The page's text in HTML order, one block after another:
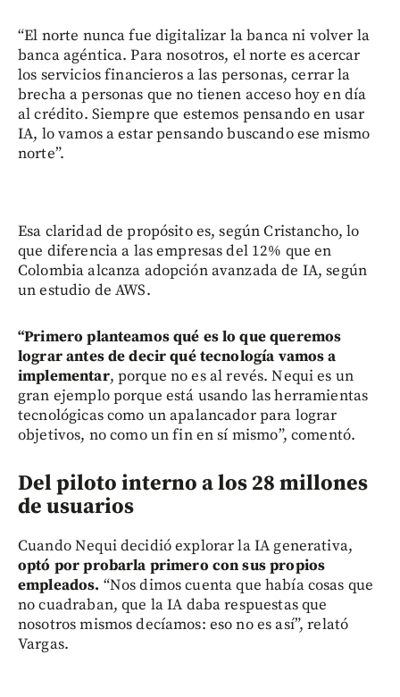
“El norte nunca fue digitalizar la banca ni volver la
banca agéntica. Para nosotros, el norte es acercar
los servicios financieros a las personas, cerrar la
brecha a personas que no tienen acceso hoy en día
al crédito. Siempre que estemos pensando en usar
IA, lo vamos a estar pensando buscando ese mismo
norte”.
Esa claridad de propósito es, según Cristancho, lo
que diferencia a las empresas del 12% que en
Colombia alcanza adopción avanzada de IA, según
un estudio de AWS.
“Primero planteamos qué es lo que queremos
lograr antes de decir qué tecnología vamos a
implementar, porque no es al revés. Nequi es un
gran ejemplo porque está usando las herramientas
tecnológicas como un apalancador para lograr
objetivos, no como un fin en sí mismo”, comentó.
Del piloto interno a los 28 millones
de usuarios
Cuando Nequi decidió explorar la IA generativa,
optó por probarla primero con sus propios
empleados. “Nos dimos cuenta que había cosas que
no cuadraban, que la IA daba respuestas que
nosotros mismos decíamos: eso no es así”, relató
Vargas.